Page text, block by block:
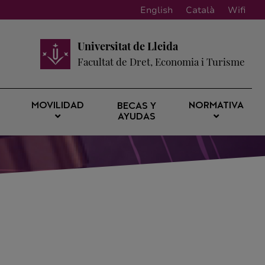
English Català Wifi
Universitat de Lleida
Facultat de Dret, Economia i Turisme
MOVILIDAD
BECAS Y
AYUDAS
NORMATIVA